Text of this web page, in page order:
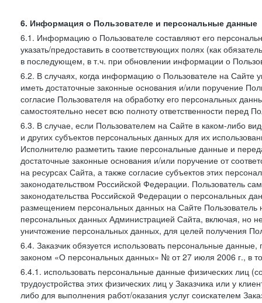
6. Информация о Пользователе и персональные данные
6.1. Информацию о Пользователе составляют его
указать/предоставить в соответствующих полях (как
в последующем, в т.ч. при обновлении информации о
6.2. В случаях, когда информацию о Пользователе на Сайте
иметь достаточные законные основания и/или поручение
согласие Пользователя на обработку его персональных
самостоятельно несет всю полноту ответственности перед
6.3. В случае, если Пользователем на Сайте в каком-либо
и других субъектов персональных данных для их
Исполнителю разметить такие персональные данные и
достаточные законные основания и/или поручение от
на ресурсах Сайта, а также согласие субъектов этих
законодательством Российской Федерации. Пользователь
законодательства Российской Федерации о персональных
размещением персональных данных на Сайте Пользователь
персональных данных Администрацией Сайта, включая, но
уничтожение персональных данных, для целей получения
6.4. Заказчик обязуется использовать персональные
законом «О персональных данных» № от 27 июля 2006 г., в
6.4.1. использовать персональные данные физических лиц
трудоустройства этих физических лиц у Заказчика или у
либо для выполнения работ/оказания услуг соискателем